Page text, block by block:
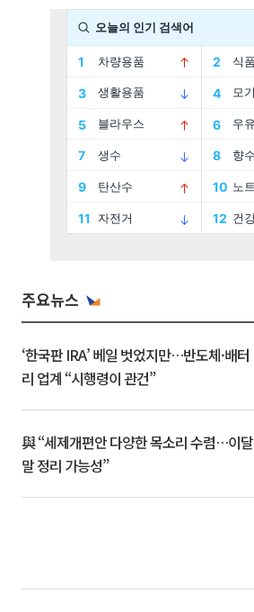
주요뉴스
‘한국판 IRA’ 베일 벗었지만…반도체·배터
리 업계 “시행령이 관건”
與 “세제개편안 다양한 목소리 수렴…이달
말 정리 가능성”